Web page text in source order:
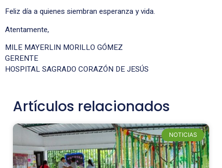
Feliz día a quienes siembran esperanza y vida.
Atentamente,
MILE MAYERLIN MORILLO GÓMEZ
GERENTE
HOSPITAL SAGRADO CORAZÓN DE JESÚS
Artículos relacionados
NOTICIAS